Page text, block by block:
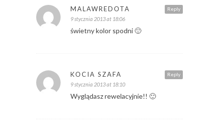
Reply
MALAWREDOTA
9 stycznia 2013 at 18:06
świetny kolor spodni 🙂
Reply
KOCIA SZAFA
9 stycznia 2013 at 18:10
Wyglądasz rewelacyjnie!! 🙂